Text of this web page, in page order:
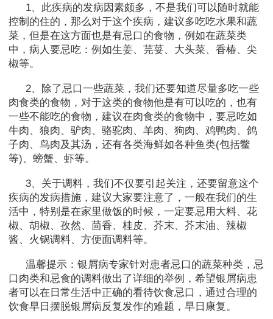
1、此疾病的发病因素颇多，不是我们可以随时就能
控制的住的，那么对于这个疾病，建议多吃吃水果和蔬
菜，但是在这方面也是有忌口的食物，例如在蔬菜类
中，病人要忌吃：例如生姜、芫荽、大头菜、香椿、尖
椒等。
2、除了忌口一些蔬菜，我们还要知道尽量多吃一些
肉食类的食物，对于这类的食物他是有可以吃的，也有
一些不能吃的食物，建议在肉食类的食物中，要忌吃如
牛肉、狼肉、驴肉、骆驼肉、羊肉、狗肉、鸡鸭肉、鸽
子肉、鸟肉及其汤，还有各类海鲜如各种鱼类(包括鳖
等)、螃蟹、虾等。
3、关于调料，我们不仅要引起关注，还要留意这个
疾病的发病措施，建议大家要注意了，一般在我们的生
活中，特别是在家里做饭的时候，一定要忌用大料、花
椒、胡椒、孜然、茴香、桂皮、芥末、芥末油、辣椒
酱、火锅调料、方便面调料等。
温馨提示：银屑病专家针对患者忌口的蔬菜种类，忌
口肉类和忌食的调料做出了详细的举例，希望银屑病患
者可以在日常生活中正确的看待饮食忌口，通过合理的
饮食早日摆脱银屑病反复发作的难题，早日康复。